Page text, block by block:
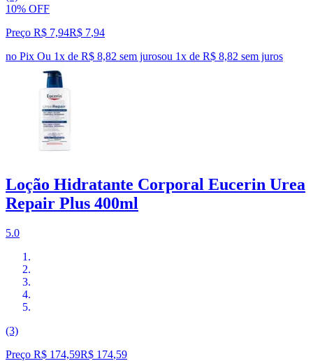
10% OFF
Preço R$ 7,94R$ 7,94
no Pix Ou 1x de R$ 8,82 sem jurosou 1x de R$ 8,82 sem juros
Loção Hidratante Corporal Eucerin Urea
Repair Plus 400ml
5.0
(3)
Preço R$ 174,59R$ 174,59